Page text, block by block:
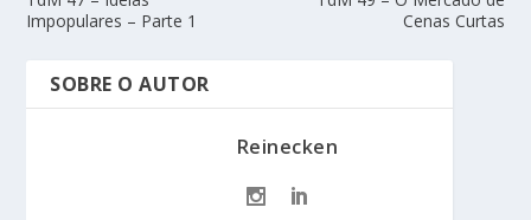
Impopulares – Parte 1
Cenas Curtas
SOBRE O AUTOR
Reinecken